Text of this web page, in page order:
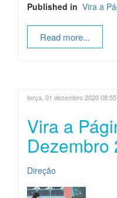
Published in Vira a
Read more...
terça, 01 dezembro 2020 08:55
Vira a
Dezembro
Direção